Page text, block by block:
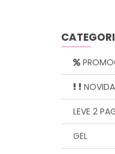
LEVE 2
GEL